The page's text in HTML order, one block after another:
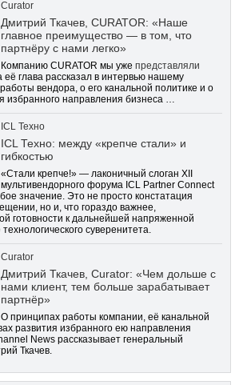
Curator
Дмитрий Ткачев, CURATOR: «Наше
главное преимущество — в том, что
партнёру с нами легко»
Компанию CURATOR мы уже представляли
её глава рассказал в интервью нашему
вендора, о его канальной политике и о
избранного направления бизнеса …
ICL Техно
ICL Техно: между «крепче стали» и
гибкостью
«Стали крепче!» — лаконичный слоган XII
мультивендорного форума ICL Partner Connect
значение. Это не просто констатация
но и, что гораздо важнее,
готовности к дальнейшей напряженной
суверенитета.
Curator
Дмитрий Ткачев, Curator: «Чем дольше с
нами клиент, тем больше зарабатывает
партнёр»
О принципах работы компании, её канальной
развития избранного ею направления
News рассказывает генеральный
Ткачев.